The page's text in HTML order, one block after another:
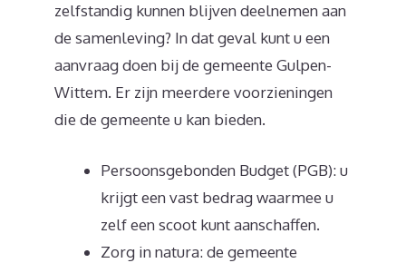
zelfstandig kunnen blijven deelnemen aan
de samenleving? In dat geval kunt u een
aanvraag doen bij de gemeente Gulpen-
Wittem. Er zijn meerdere voorzieningen
die de gemeente u kan bieden.
Persoonsgebonden Budget (PGB): u
krijgt een vast bedrag waarmee u
zelf een scoot kunt aanschaffen.
Zorg in natura: de gemeente